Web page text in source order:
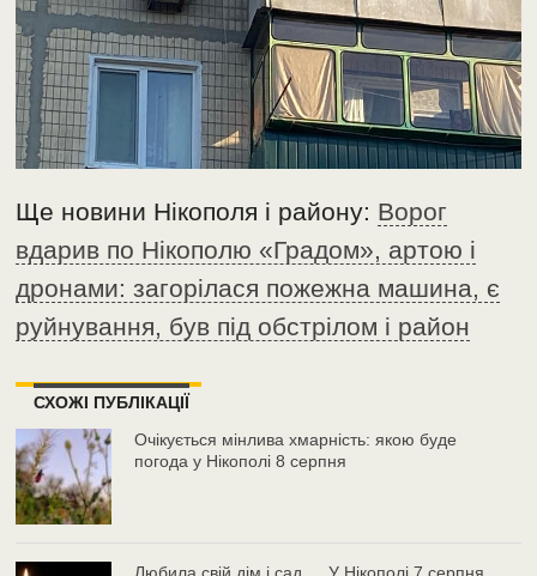
Ще новини Нікополя і району: Ворог
вдарив по Нікополю «Градом», артою і
дронами: загорілася пожежна машина, є
руйнування, був під обстрілом і район
СХОЖІ ПУБЛІКАЦІЇ
Очікується мінлива хмарність: якою буде
погода у Нікополі 8 серпня